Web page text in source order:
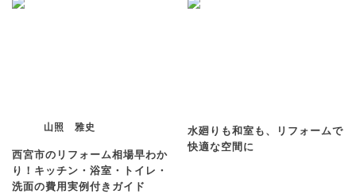
山照 雅史
西宮市のリフォーム相場早わか
り！キッチン・浴室・トイレ・
洗面の費用実例付きガイド
水廻りも和室も、リフォームで
快適な空間に